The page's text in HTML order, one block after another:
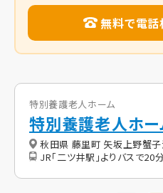
無料で電話
特別養護老人ホーム
特別養護老人ホー
秋田県 藤里町 矢坂上野蟹
JR「二ツ井駅」よりバスで20